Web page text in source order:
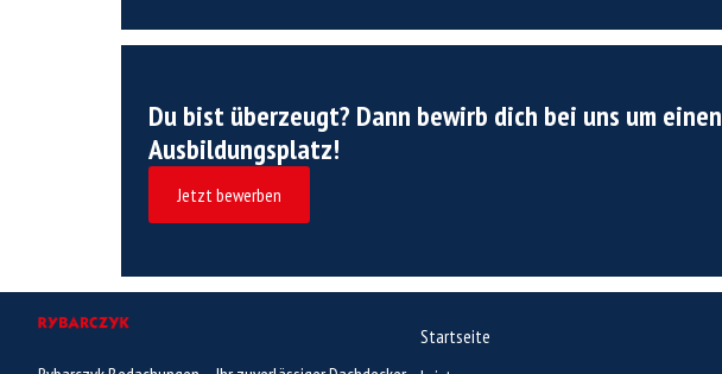
Du bist überzeugt? Dann bewirb dich bei uns um einen
Ausbildungsplatz!
Jetzt bewerben
Startseite